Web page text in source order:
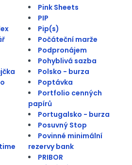
Pink Sheets
PIP
Pip(s)
Počáteční marže
Podpronájem
Pohyblivá sazba
Polsko - burza
Poptávka
Portfolio cenných
papírů
Portugalsko - burza
Posuvný Stop
Povinné minimální
rezervy bank
PRIBOR